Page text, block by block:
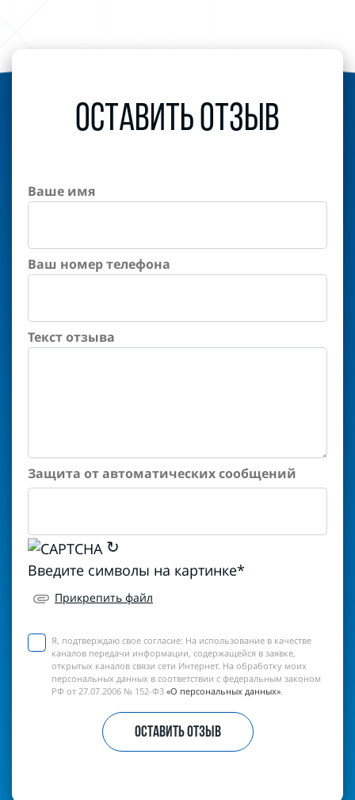
Оставить отзыв
Ваше имя
Ваш номер телефона
Текст отзыва
Защита от автоматических сообщений
↻
Введите символы на картинке*
Прикрепить файл
Я, подтверждаю свое согласие: На использование в качестве
каналов передачи информации, содержащейся в заявке,
открытых каналов связи сети Интернет. На обработку моих
персональных данных в соответствии с федеральным законом
РФ от 27.07.2006 № 152-Ф3 «О персональных данных»
ОСТАВИТЬ ОТЗЫВ